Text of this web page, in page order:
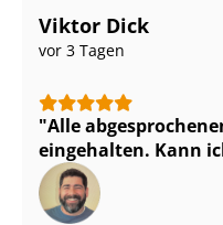
Viktor Dick
vor 3 Tagen
Alle
eingehalten. Kann